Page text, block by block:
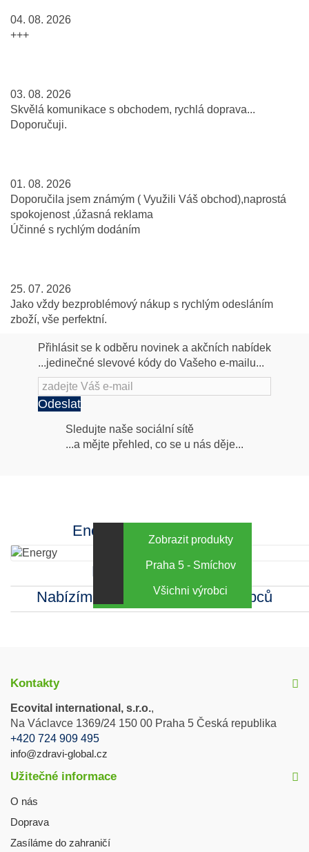
04. 08. 2026
+++
03. 08. 2026
Skvělá komunikace s obchodem, rychlá doprava...
Doporučuji.
01. 08. 2026
Doporučila jsem známým ( Využili Váš obchod),naprostá
spokojenost ,úžasná reklama
Účinné s rychlým dodáním
25. 07. 2026
Jako vždy bezproblémový nákup s rychlým odesláním
zboží, vše perfektní.
Přihlásit se k odběru novinek a akčních nabídek
...jedinečné slevové kódy do Vašeho e-mailu...
Odeslat
Následujte
Sledujte naše sociální sítě
...a mějte přehled, co se u nás děje...
Energy za výhodné ceny
Zobrazit produkty
Kamenná prodejna
Praha 5 - Smíchov
Nabízíme sortiment mnoha výrobců
Všichni výrobci
Kontakty
Ecovital international, s.r.o.,
Na Václavce 1369/24 150 00 Praha 5 Česká republika
+420 724 909 495
info@zdravi-global.cz
Užitečné informace
O nás
Doprava
Zasíláme do zahraničí